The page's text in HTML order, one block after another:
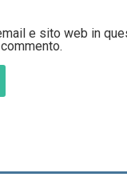
e sito web in